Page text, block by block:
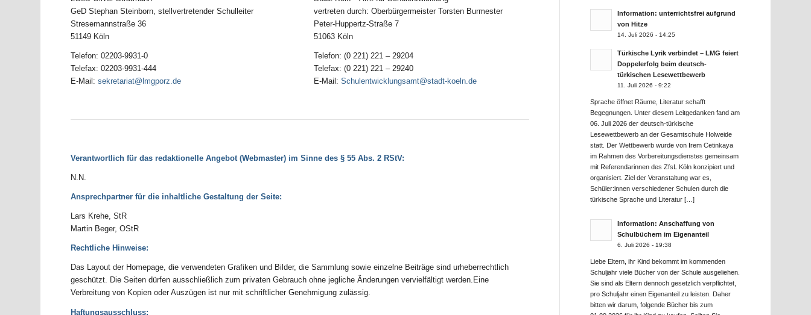
GeD Stephan Steinborn, stellvertretender Schulleiter
Stresemannstraße 36
51149 Köln
Telefon: 02203-9931-0
Telefax: 02203-9931-444
E-Mail: sekretariat@lmgporz.de
vertreten durch: Oberbürgermeister Torsten Burmester
Peter-Huppertz-Straße 7
51063 Köln
Telefon: (0 221) 221 – 29204
Telefax: (0 221) 221 – 29240
E-Mail: Schulentwicklungsamt@stadt-koeln.de
Verantwortlich für das redaktionelle Angebot (Webmaster) im Sinne des § 55 Abs. 2 RStV:
N.N.
Ansprechpartner für die inhaltliche Gestaltung der Seite:
Lars Krehe, StR
Martin Beger, OStR
Rechtliche Hinweise:
Das Layout der Homepage, die verwendeten Grafiken und Bilder, die Sammlung sowie einzelne Beiträge sind urheberrechtlich
geschützt. Die Seiten dürfen ausschließlich zum privaten Gebrauch ohne jegliche Änderungen vervielfältigt werden.Eine
Verbreitung von Kopien oder Auszügen ist nur mit schriftlicher Genehmigung zulässig.
Haftungsausschluss:
Information: unterrichtsfrei aufgrund
von Hitze
14. Juli 2026 - 14:25
Türkische Lyrik verbindet – LMG feiert
Doppelerfolg beim deutsch-
türkischen Lesewettbewerb
11. Juli 2026 - 9:22
Sprache öffnet Räume, Literatur schafft
Begegnungen. Unter diesem Leitgedanken fand am
06. Juli 2026 der deutsch-türkische
Lesewettbewerb an der Gesamtschule Holweide
statt. Der Wettbewerb wurde von Irem Cetinkaya
im Rahmen des Vorbereitungsdienstes gemeinsam
mit Referendarinnen des ZfsL Köln konzipiert und
organisiert. Ziel der Veranstaltung war es,
Schüler:innen verschiedener Schulen durch die
türkische Sprache und Literatur […]
Information: Anschaffung von
Schulbüchern im Eigenanteil
6. Juli 2026 - 19:38
Liebe Eltern, ihr Kind bekommt im kommenden
Schuljahr viele Bücher von der Schule ausgeliehen.
Sie sind als Eltern dennoch gesetzlich verpflichtet,
pro Schuljahr einen Eigenanteil zu leisten. Daher
bitten wir darum, folgende Bücher bis zum